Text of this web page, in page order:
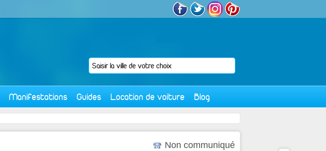
Manifestations Guides Location de voiture Blog
Non communiqué